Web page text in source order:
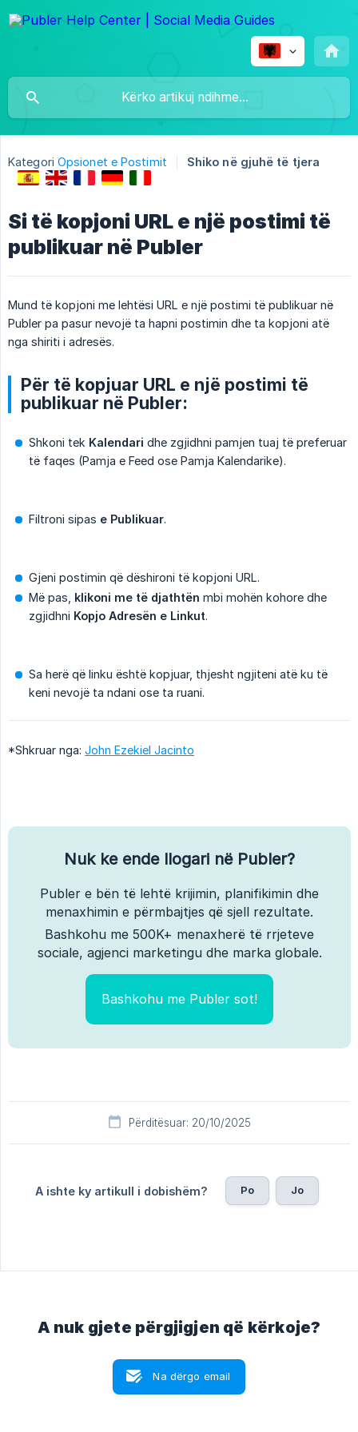
Kategori Opsionet e Postimit Shiko në gjuhë të tjera
Si të kopjoni URL e një postimi të
publikuar në Publer
Mund të kopjoni me lehtësi URL e një postimi të publikuar në
Publer pa pasur nevojë ta hapni postimin dhe ta kopjoni atë
nga shiriti i adresës.
Për të kopjuar URL e një postimi të
publikuar në Publer:
Shkoni tek Kalendari dhe zgjidhni pamjen tuaj të preferuar
të faqes (Pamja e Feed ose Pamja Kalendarike).
Filtroni sipas e Publikuar.
Gjeni postimin që dëshironi të kopjoni URL.
Më pas, klikoni me të djathtën mbi mohën kohore dhe
zgjidhni Kopjo Adresën e Linkut.
Sa herë që linku është kopjuar, thjesht ngjiteni atë ku të
keni nevojë ta ndani ose ta ruani.
*Shkruar nga: John Ezekiel Jacinto
Nuk ke ende llogari në Publer?
Publer e bën të lehtë krijimin, planifikimin dhe
menaxhimin e përmbajtjes që sjell rezultate.
Bashkohu me 500K+ menaxherë të rrjeteve
sociale, agjenci marketingu dhe marka globale.
Bashkohu me Publer sot!
Përditësuar: 20/10/2025
A ishte ky artikull i dobishëm? Po Jo
A nuk gjete përgjigjen që kërkoje?
Na dërgo email